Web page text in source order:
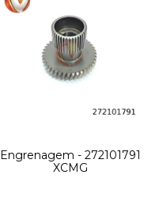
Engrenagem - 272101791
XCMG